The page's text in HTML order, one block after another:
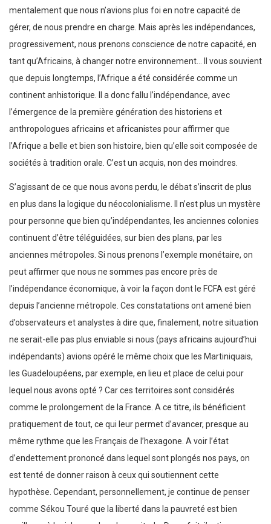
mentalement que nous n’avions plus foi en notre capacité de
gérer, de nous prendre en charge. Mais après les indépendances,
progressivement, nous prenons conscience de notre capacité, en
tant qu’Africains, à changer notre environnement… Il vous souvient
que depuis longtemps, l’Afrique a été considérée comme un
continent anhistorique. Il a donc fallu l’indépendance, avec
l’émergence de la première génération des historiens et
anthropologues africains et africanistes pour affirmer que
l’Afrique a belle et bien son histoire, bien qu’elle soit composée de
sociétés à tradition orale. C’est un acquis, non des moindres.
S’agissant de ce que nous avons perdu, le débat s’inscrit de plus
en plus dans la logique du néocolonialisme. Il n’est plus un mystère
pour personne que bien qu’indépendantes, les anciennes colonies
continuent d’être téléguidées, sur bien des plans, par les
anciennes métropoles. Si nous prenons l’exemple monétaire, on
peut affirmer que nous ne sommes pas encore près de
l’indépendance économique, à voir la façon dont le FCFA est géré
depuis l’ancienne métropole. Ces constatations ont amené bien
d’observateurs et analystes à dire que, finalement, notre situation
ne serait-elle pas plus enviable si nous (pays africains aujourd’hui
indépendants) avions opéré le même choix que les Martiniquais,
les Guadeloupéens, par exemple, en lieu et place de celui pour
lequel nous avons opté ? Car ces territoires sont considérés
comme le prolongement de la France. A ce titre, ils bénéficient
pratiquement de tout, ce qui leur permet d’avancer, presque au
même rythme que les Français de l’hexagone. A voir l’état
d’endettement prononcé dans lequel sont plongés nos pays, on
est tenté de donner raison à ceux qui soutiennent cette
hypothèse. Cependant, personnellement, je continue de penser
comme Sékou Touré que la liberté dans la pauvreté est bien